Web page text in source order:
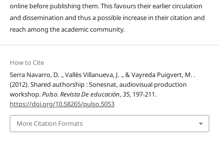
online before publishing them. This favours their earlier circulation
and dissemination and thus a possible increase in their citation and
reach among the academic community.
How to Cite
Serra Navarro, D. ., Vallès Villanueva, J. ., & Vayreda Puigvert, M. .
(2012). Shared authorship : Sonesnat, audiovisual production
workshop.Pulso. Revista De educación,35, 197-211.
https://doi.org/10.58265/pulso.5053
More Citation Formats